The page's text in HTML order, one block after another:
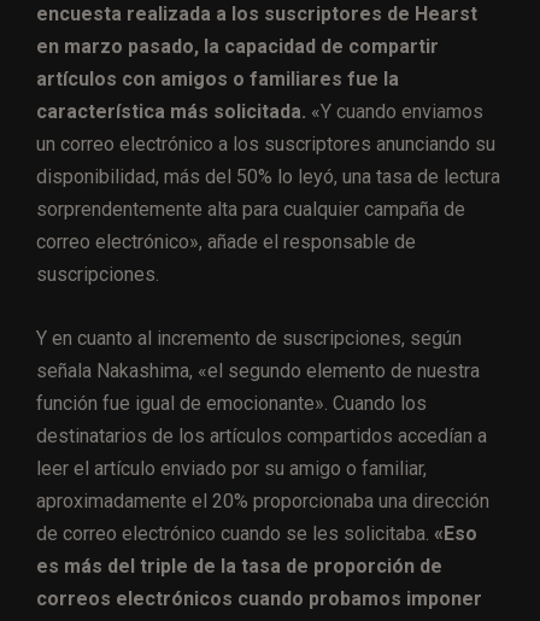
encuesta realizada a los suscriptores de Hearst
en marzo pasado, la capacidad de compartir
artículos con amigos o familiares fue la
característica más solicitada. «Y cuando enviamos
un correo electrónico a los suscriptores anunciando su
disponibilidad, más del 50% lo leyó, una tasa de lectura
sorprendentemente alta para cualquier campaña de
correo electrónico», añade el responsable de
suscripciones.
Y en cuanto al incremento de suscripciones, según
señala Nakashima, «el segundo elemento de nuestra
función fue igual de emocionante». Cuando los
destinatarios de los artículos compartidos accedían a
leer el artículo enviado por su amigo o familiar,
aproximadamente el 20% proporcionaba una dirección
de correo electrónico cuando se les solicitaba. «Eso
es más del triple de la tasa de proporción de
correos electrónicos cuando probamos imponer